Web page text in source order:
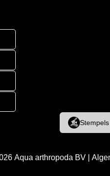
Aqua arthropoda BV